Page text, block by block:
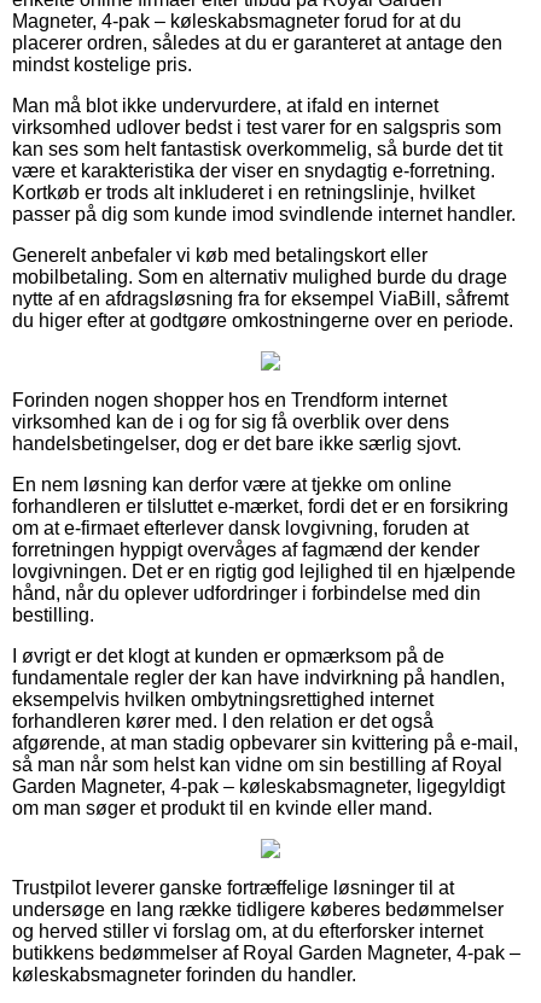
Magneter, 4-pak – køleskabsmagneter forud for at du
placerer ordren, således at du er garanteret at antage den
mindst kostelige pris.
Man må blot ikke undervurdere, at ifald en internet
virksomhed udlover bedst i test varer for en salgspris som
kan ses som helt fantastisk overkommelig, så burde det tit
være et karakteristika der viser en snydagtig e-forretning.
Kortkøb er trods alt inkluderet i en retningslinje, hvilket
passer på dig som kunde imod svindlende internet handler.
Generelt anbefaler vi køb med betalingskort eller
mobilbetaling. Som en alternativ mulighed burde du drage
nytte af en afdragsløsning fra for eksempel ViaBill, såfremt
du higer efter at godtgøre omkostningerne over en periode.
Forinden nogen shopper hos en Trendform internet
virksomhed kan de i og for sig få overblik over dens
handelsbetingelser, dog er det bare ikke særlig sjovt.
En nem løsning kan derfor være at tjekke om online
forhandleren er tilsluttet e-mærket, fordi det er en forsikring
om at e-firmaet efterlever dansk lovgivning, foruden at
forretningen hyppigt overvåges af fagmænd der kender
lovgivningen. Det er en rigtig god lejlighed til en hjælpende
hånd, når du oplever udfordringer i forbindelse med din
bestilling.
I øvrigt er det klogt at kunden er opmærksom på de
fundamentale regler der kan have indvirkning på handlen,
eksempelvis hvilken ombytningsrettighed internet
forhandleren kører med. I den relation er det også
afgørende, at man stadig opbevarer sin kvittering på e-mail,
så man når som helst kan vidne om sin bestilling af Royal
Garden Magneter, 4-pak – køleskabsmagneter, ligegyldigt
om man søger et produkt til en kvinde eller mand.
Trustpilot leverer ganske fortræffelige løsninger til at
undersøge en lang række tidligere køberes bedømmelser
og herved stiller vi forslag om, at du efterforsker internet
butikkens bedømmelser af Royal Garden Magneter, 4-pak –
køleskabsmagneter forinden du handler.